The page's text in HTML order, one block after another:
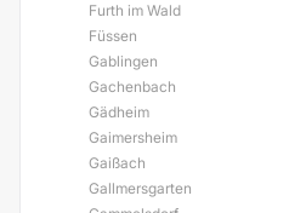
Furth im Wald
Füssen
Gablingen
Gachenbach
Gädheim
Gaimersheim
Gaißach
Gallmersgarten